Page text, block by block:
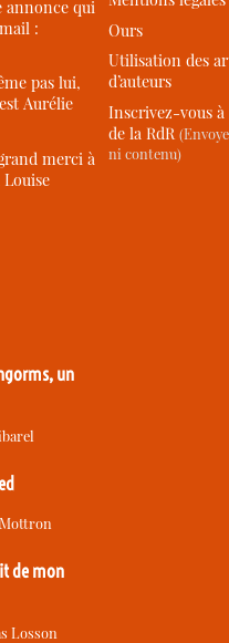
annonce qui
:
pas lui,
Aurélie
merci à
Louise
un
de mon
Losson
Ours
Utilisation des
d’auteurs
Inscrivez-vous
de la RdR
ni contenu)